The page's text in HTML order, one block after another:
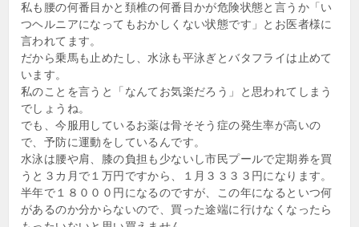
私も腰の何番目かと頚椎の何番目かが危険状態と言うか「い
つヘルニアになってもおかしくない状態です」とお医者様に
言われてます。
だから乗馬も止めたし、水泳も平泳ぎとバタフライは止めて
います。
私のことを言うと「なんてお気楽だろう」と思われてしまう
でしょうね。
でも、今服用しているお薬は骨そそう症の発生率が高いの
で、予防に運動をしているんです。
水泳は腰や肩、膝の負担も少ないし市民プールで定期券を買
うと３カ月で１万円ですから、１月３３３３円になります。
半年で１８０００円になるのですが、この年になるといつ何
があるのか分からないので、買った途端に行けなくなったら